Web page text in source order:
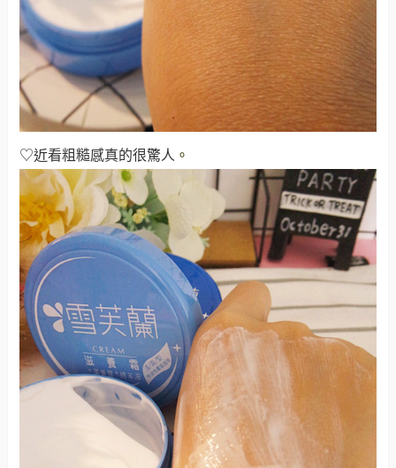
♡近看粗糙感真的很驚人 。